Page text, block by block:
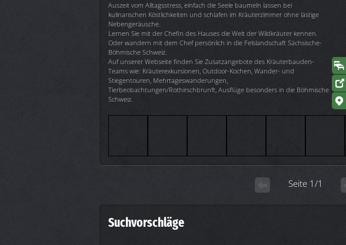
Auszeit vom Alltagsstress, einfach die Seele baumeln lassen bei
kulinarischen Köstlichkeiten und schlafen im Kräuterzimmer ohne lästige
Nebengeräusche.
Lernen Sie mit der Chefin des Hauses die Welt der Wildkräuter kennen.
Oder wandern mit dem Chef persönlich in die Felslandschaft Sächsische-
Böhmische Schweiz.
Auf unserer Webseite finden Sie Zusatzangebote des Kräuterbauden-
Teams wie: Kräuterexkursionen, Outdoor-Kochen, Wander- und
Stiegentouren, Mehrtageswanderungen,
Tierbeobachtungen/Rothirschbrunft, Ausflüge besonders in die Böhmische
Schweiz.
Seite 1/1
Suchvorschläge